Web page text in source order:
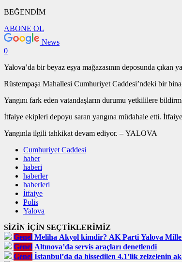
BEĞENDİM
ABONE OL
News
0
Yalova’da bir beyaz eşya mağazasının deposunda çıkan
Rüstempaşa Mahallesi Cumhuriyet Caddesi’ndeki bir
Yangını fark eden vatandaşların durumu yetkililere
İtfaiye ekipleri depoyu saran yangına müdahale etti.
Yangınla ilgili tahkikat devam ediyor. – YALOVA
Cumhuriyet Caddesi
haber
haberi
haberler
haberleri
İtfaiye
Polis
Yalova
SİZİN İÇİN SEÇTİKLERİMİZ
Genel Meliha Akyol kimdir? AK Parti Yalova
Genel Altınova’da servis araçları denetlendi
Genel İstanbul’da da hissedilen 4.1’lik zelzelenin